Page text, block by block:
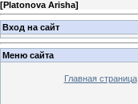
[Platonova Arisha]
Вход на сайт
Меню сайта
Главная страница